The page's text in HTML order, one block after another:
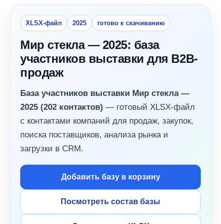
XLSX-файл 2025 готово к скачиванию
Мир стекла — 2025: база
участников выставки для B2B-
продаж
База участников выставки Мир стекла —
2025 (202 контактов) — готовый XLSX-файл
с контактами компаний для продаж, закупок,
поиска поставщиков, анализа рынка и
загрузки в CRM.
Добавить базу в корзину
Посмотреть состав базы